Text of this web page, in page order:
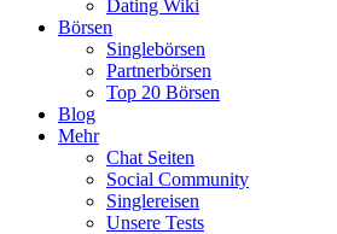
Dating Wiki
Börsen
Singlebörsen
Partnerbörsen
Top 20 Börsen
Blog
Mehr
Chat Seiten
Social Community
Singlereisen
Unsere Tests